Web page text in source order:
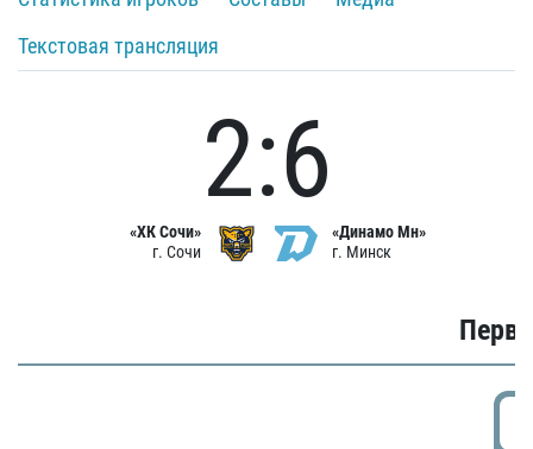
Текстовая трансляция
«ХК Сочи»
г. Сочи
2:6
«Динамо Мн»
г. Минск